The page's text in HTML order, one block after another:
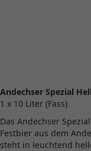
Andechser Spezial Hell
1 x 10 Liter (Fass)
Das Andechser
Festbier aus dem
steht in leuchtend